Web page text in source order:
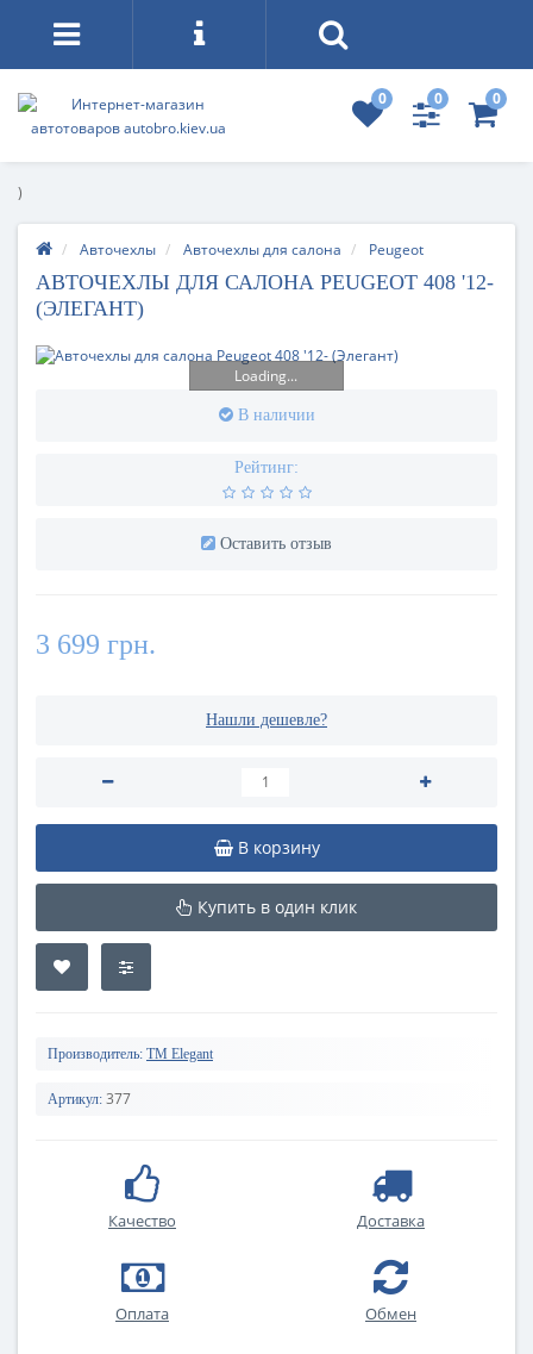
0 0 0
)
Авточехлы Авточехлы для салона Peugeot
АВТОЧЕХЛЫ ДЛЯ САЛОНА PEUGEOT 408 '12-
(ЭЛЕГАНТ)
Loading...
В наличии
Рейтинг:
Оставить отзыв
3 699 грн.
Нашли дешевле?
В корзину
Купить в один клик
Производитель: TM Elegant
Артикул: 377
Качество Доставка
Оплата Обмен